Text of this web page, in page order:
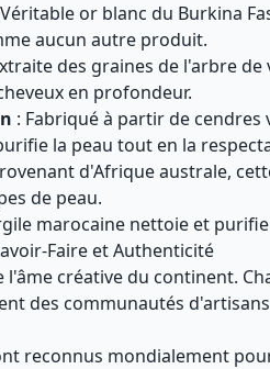
or blanc du Burkina
aucun autre produit.
des graines de l'arbre
en profondeur.
: Fabriqué à partir de
la peau tout en la
d'Afrique australe,
de peau.
marocaine nettoie et
Faire et Authenticité
l'âme créative du continent.
des communautés
reconnus mondialement